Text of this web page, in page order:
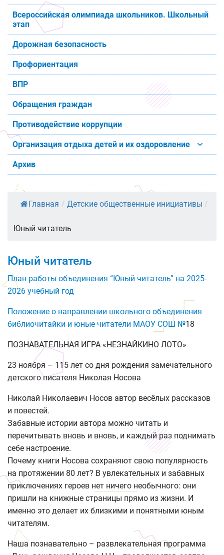
Всероссийская олимпиада школьников. Школьный
этап
Дорожная безопасность
Профориентация
ВПР
Обращения граждан
Противодействие коррупции
Организация отдыха детей и их оздоровление
Архив
Главная / Детские общественные инициативы /
Юный читатель
Юный читатель
План работы объединения “Юный читатель” на 2025-
2026 учебный год
Положение о направлении школьного объединения
библиочитайки и юные читатели МАОУ СОШ №18
ПОЗНАВАТЕЛЬНАЯ ИГРА «НЕЗНАЙКИНО ЛОТО»
23 ноября – 115 лет со дня рождения замечательного
детского писателя Николая Носова
Николай Николаевич Носов автор весёлых рассказов
и повестей.
Забавные истории автора можно читать и
перечитывать вновь и вновь, и каждый раз поднимать
себе настроение.
Почему книги Носова сохраняют свою популярность
на протяжении 80 лет? В увлекательных и забавных
приключениях героев нет ничего необычного: они
пришли на книжные страницы прямо из жизни. И
именно это делает их близкими и понятными юным
читателям.
Наша познавательно – развлекательная программа